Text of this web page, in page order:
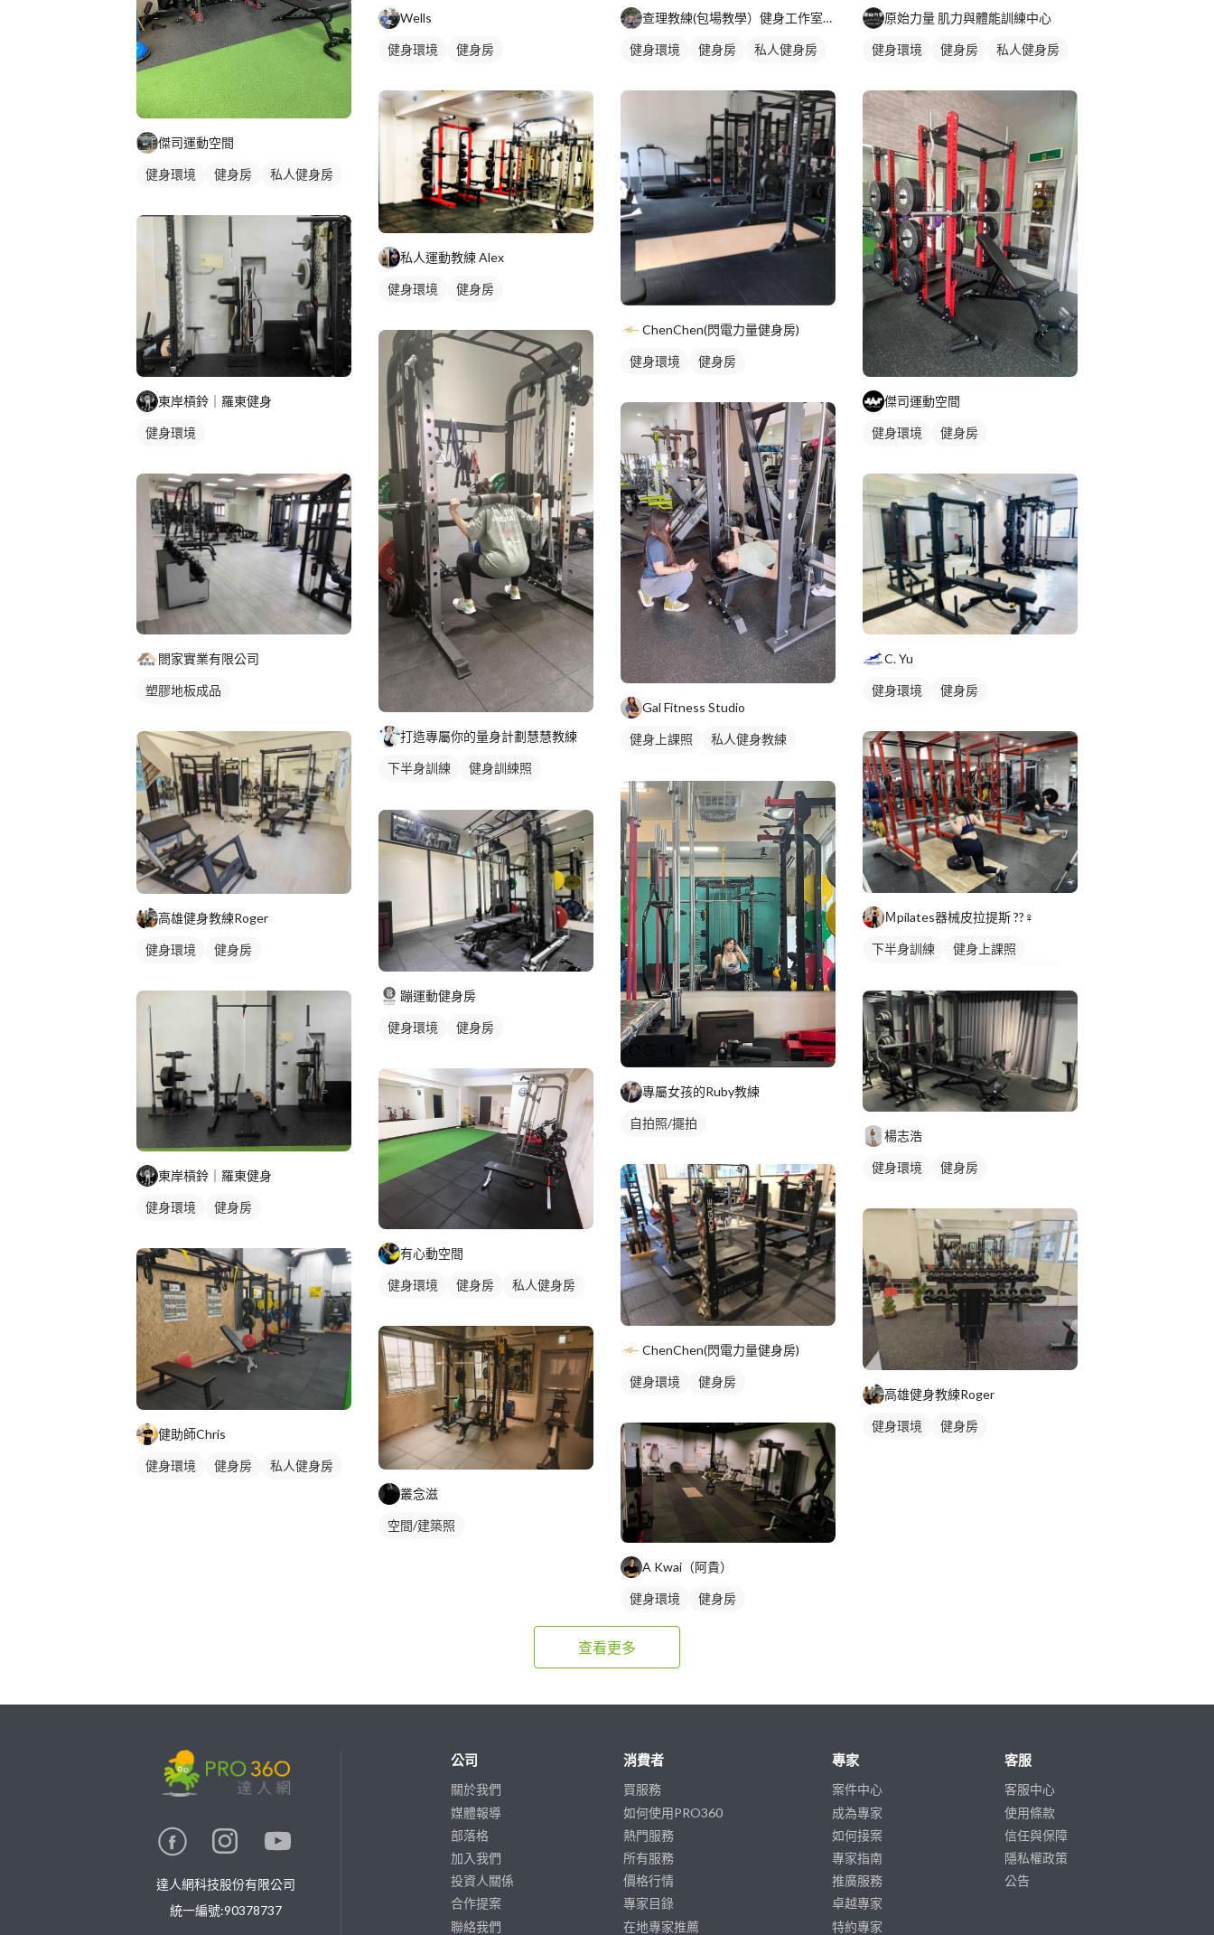
傑司運動空間
健身環境 健身房 私人健身房
東岸槓鈴｜羅東健身
健身環境
閤家實業有限公司
塑膠地板成品
高雄健身教練Roger
健身環境 健身房
東岸槓鈴｜羅東健身
健身環境 健身房
健助師Chris
健身環境 健身房 私人健身房
Wells
健身環境 健身房
私人運動教練 Alex
健身環境 健身房
打造專屬你的量身計劃慧慧教練
下半身訓練
健身訓練照
蹦運動健身房
健身環境 健身房
有心動空間
健身環境 健身房 私人健身房
叢念滋
空間/建築照
查理教練(包場教學）健身工作室（真實評價！
健身環境 健身房 私人健身房
ChenChen(閃電力量健身房)
健身環境 健身房
Gal Fitness Studio
健身上課照
私人健身教練
女健身教練
健身課程
重訓課程
胸肌訓練
專屬女孩的Ruby教練
自拍照/擺拍
ChenChen(閃電力量健身房)
健身環境 健身房
A Kwai（阿貴）
健身環境 健身房
原始力量 肌力與體能訓練中心
健身環境 健身房 私人健身房
傑司運動空間
健身環境 健身房
C. Yu
健身環境 健身房
Ｍpilates器械皮拉提斯 ??‍♀️
下半身訓練
健身上課照
楊志浩
健身環境 健身房
高雄健身教練Roger
健身環境 健身房
查看更多
達人網科技股份有限公司
統一編號:90378737
公司
關於我們
媒體報導
部落格
加入我們
投資人關係
合作提案
聯絡我們
消費者
買服務
如何使用PRO360
熱門服務
所有服務
價格行情
專家目錄
在地專家推薦
專家
案件中心
成為專家
如何接案
專家指南
推廣服務
卓越專家
特約專家
客服
客服中心
使用條款
信任與保障
隱私權政策
公告